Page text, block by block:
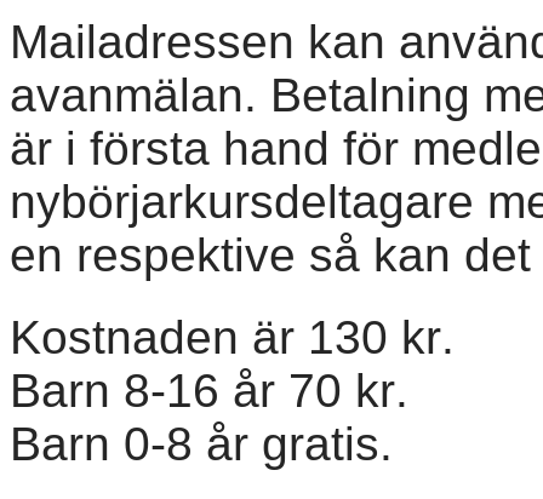
Mailadressen kan
avanmälan. Betalning
är i första hand för
nybörjarkursdeltagare
en respektive så kan
Kostnaden är 130 kr.
Barn 8-16 år 70 kr.
Barn 0-8 år gratis.